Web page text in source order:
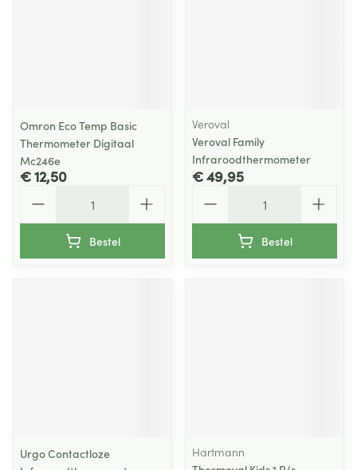
Omron Eco Temp Basic
Thermometer Digitaal
Mc246e
€ 12,50
Bestel
Veroval
Veroval Family
Infraroodthermometer
€ 49,95
Bestel
Urgo Contactloze
Hartmann